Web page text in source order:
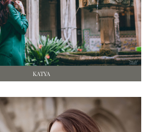
KATYA